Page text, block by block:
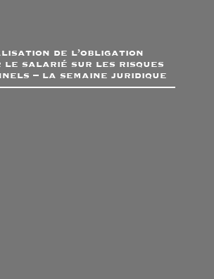
de l’obligation
le salarié sur les risques
– la semaine juridique